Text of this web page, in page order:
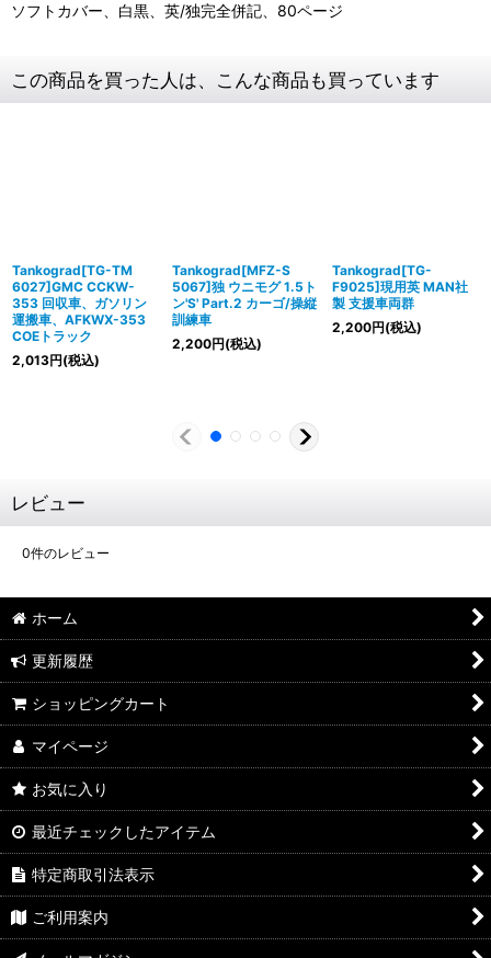
ソフトカバー、白黒、英/独完全併記、80ページ
この商品を買った人は、こんな商品も買っています
Tankograd[TG-TM
6027]GMC CCKW-
353 回収車、ガソリン
運搬車、AFKWX-353
COEトラック
2,013円(税込)
Tankograd[MFZ-S
5067]独 ウニモグ 1.5ト
ン'S' Part.2 カーゴ/操縦
訓練車
2,200円(税込)
Tankograd[TG-
F9025]現用英 MAN社
製 支援車両群
2,200円(税込)
レビュー
0件のレビュー
ホーム
更新履歴
ショッピングカート
マイページ
お気に入り
最近チェックしたアイテム
特定商取引法表示
ご利用案内